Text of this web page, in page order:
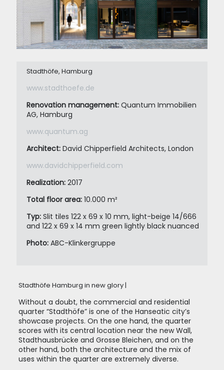
Stadthöfe, Hamburg
www.stadthoefe.de
Renovation management: Quantum Immobilien
AG, Hamburg
www.quantum.ag
Architect: David Chipperfield Architects, London
www.davidchipperfield.com
Realization: 2017
Total floor area: 10.000 m²
Typ: Slit tiles 122 x 69 x 10 mm, light-beige 14/666
and 122 x 69 x 14 mm green lightly black nuanced
Photo: ABC-Klinkergruppe
Stadthöfe Hamburg in new glory |
Without a doubt, the commercial and residential
quarter “Stadthöfe” is one of the Hanseatic city’s
showcase projects. On the one hand, the quarter
scores with its central location near the new Wall,
Stadthausbrücke and Grosse Bleichen, and on the
other hand, both the architecture and the mix of
uses within the quarter are extremely diverse.